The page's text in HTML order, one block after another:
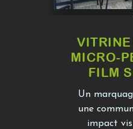
MICRO-
FILM
Un
une
impact